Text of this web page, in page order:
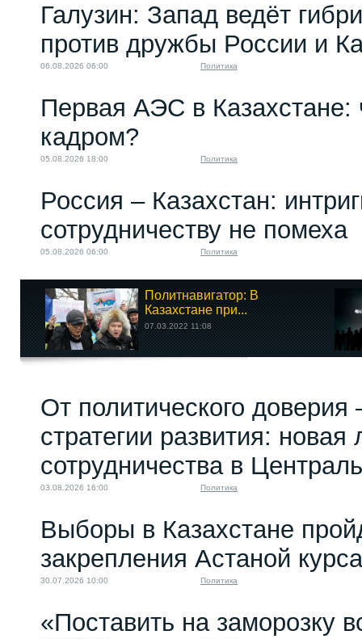
Галузин: Запад ведёт
против дружбы России и
06.08.2026 06:00 Политика
Первая АЭС в Казахстане:
кадром?
05.08.2026 18:00 Политика
Россия – Казахстан:
сотрудничеству не помеха
05.08.2026 06:00 Политика
Политнавигатор: В
Казахстане при...
07.03.2022 11:08
От политического
стратегии развития: новая
сотрудничества в
03.08.2026 16:00 Политика
Выборы в Казахстане
закрепления Астаной
30.07.2026 10:00 Политика
«Поставить на заморозку